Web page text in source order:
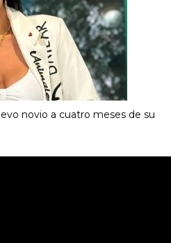
novio a cuatro meses de su